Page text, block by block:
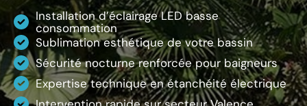
Installation d’éclairage LED basse
consommation
Sublimation esthétique de votre bassin
Sécurité nocturne renforcée pour baigneurs
Expertise technique en étanchéité électrique